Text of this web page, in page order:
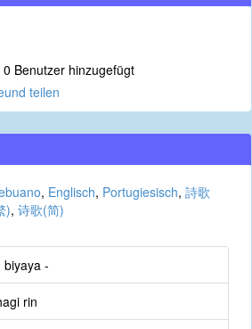
Benutzer hinzugefügt
teilen
, Englisch, Portugiesisch, 詩歌
), 诗歌(简)
biyaya -
rin